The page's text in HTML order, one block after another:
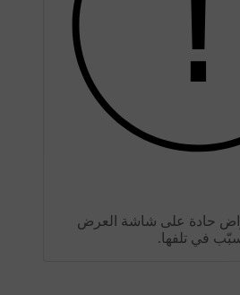
حادة على شاشة العرض
في تلفها.